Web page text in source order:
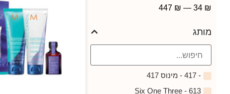
₪
34
—
₪
447
מותג
- 417 - מינוס 417
613 - Six One Three